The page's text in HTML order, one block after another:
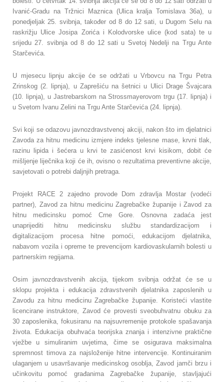
Ivanić-Gradu na Tržnici Maznica (Ulica kralja Tomislava 36a), u
ponedjeljak 25. svibnja, također od 8 do 12 sati, u Dugom Selu na
raskrižju Ulice Josipa Zorića i Kolodvorske ulice (kod sata) te u
srijedu 27. svibnja od 8 do 12 sati u Svetoj Nedelji na Trgu Ante
Starčevića.
U mjesecu lipnju akcije će se održati u Vrbovcu na Trgu Petra
Zrinskog (2. lipnja), u Zaprešiću na šetnici u Ulici Drage Švajcara
(10. lipnja), u Jastrebarskom na Strossmayerovom trgu (17. lipnja) i
u Svetom Ivanu Zelini na Trgu Ante Starčevića (24. lipnja).
Svi koji se odazovu javnozdravstvenoj akciji, nakon što im djelatnici
Zavoda za hitnu medicinu izmjere indeks tjelesne mase, krvni tlak,
razinu lipida i šećera u krvi te zasićenost krvi kisikom, dobit će
mišljenje liječnika koji će ih, ovisno o rezultatima preventivne akcije,
savjetovati o potrebi daljnjih pretraga.
Projekt RACE 2 zajedno provode Dom zdravlja Mostar (vodeći
partner), Zavod za hitnu medicinu Zagrebačke županije i Zavod za
hitnu medicinsku pomoć Crne Gore. Osnovna zadaća jest
unaprijediti hitnu medicinsku službu standardizacijom i
digitalizacijom procesa hitne pomoći, edukacijom djelatnika,
nabavom vozila i opreme te prevencijom kardiovaskularnih bolesti u
partnerskim regijama.
Osim javnozdravstvenih akcija, tijekom svibnja održat će se u
sklopu projekta i edukacija zdravstvenih djelatnika zaposlenih u
Zavodu za hitnu medicinu Zagrebačke županije. Koristeći vlastite
licencirane instruktore, Zavod će provesti sveobuhvatnu obuku za
30 zaposlenika, fokusiranu na najsuvremenije protokole spašavanja
života. Edukacija obuhvaća teorijska znanja i intenzivne praktične
vježbe u simuliranim uvjetima, čime se osigurava maksimalna
spremnost timova za najsloženije hitne intervencije. Kontinuiranim
ulaganjem u usavršavanje medicinskog osoblja, Zavod jamči brzu i
učinkovitu pomoć građanima Zagrebačke županije, stavljajući